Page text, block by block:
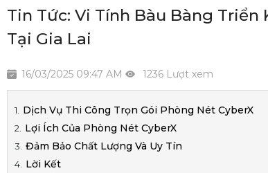
Tin Tức: Vi Tính Bàu Bàng
Tại Gia Lai
16/03/2025 09:47 AM 1236 Lượt xem
Dịch Vụ Thi Công Trọn Gói Phòng Nét CyberX
Lợi Ích Của Phòng Nét CyberX
Đảm Bảo Chất Lượng Và Uy Tín
Lời Kết